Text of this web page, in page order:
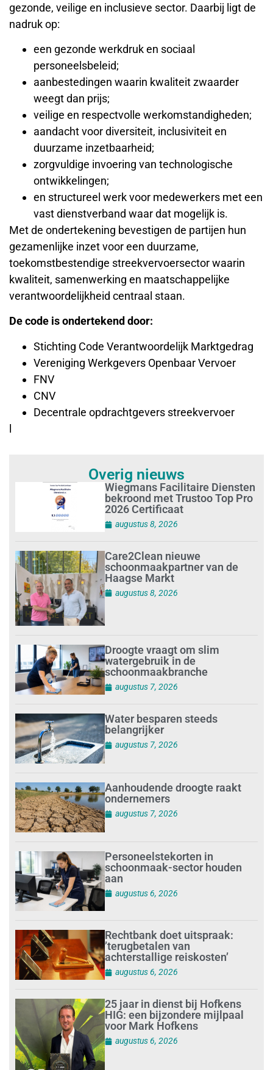
gezonde, veilige en inclusieve sector. Daarbij ligt de
nadruk op:
een gezonde werkdruk en sociaal
personeelsbeleid;
aanbestedingen waarin kwaliteit zwaarder
weegt dan prijs;
veilige en respectvolle werkomstandigheden;
aandacht voor diversiteit, inclusiviteit en
duurzame inzetbaarheid;
zorgvuldige invoering van technologische
ontwikkelingen;
en structureel werk voor medewerkers met een
vast dienstverband waar dat mogelijk is.
Met de ondertekening bevestigen de partijen hun
gezamenlijke inzet voor een duurzame,
toekomstbestendige streekvervoersector waarin
kwaliteit, samenwerking en maatschappelijke
verantwoordelijkheid centraal staan.
De code is ondertekend door:
Stichting Code Verantwoordelijk Marktgedrag
Vereniging Werkgevers Openbaar Vervoer
FNV
CNV
Decentrale opdrachtgevers streekvervoer
l
Overig nieuws
Wiegmans Facilitaire Diensten
bekroond met Trustoo Top Pro
2026 Certificaat
augustus 8, 2026
Care2Clean nieuwe
schoonmaakpartner van de
Haagse Markt
augustus 8, 2026
Droogte vraagt om slim
watergebruik in de
schoonmaakbranche
augustus 7, 2026
Water besparen steeds
belangrijker
augustus 7, 2026
Aanhoudende droogte raakt
ondernemers
augustus 7, 2026
Personeelstekorten in
schoonmaak-sector houden
aan
augustus 6, 2026
Rechtbank doet uitspraak:
’terugbetalen van
achterstallige reiskosten’
augustus 6, 2026
25 jaar in dienst bij Hofkens
HIG: een bijzondere mijlpaal
voor Mark Hofkens
augustus 6, 2026